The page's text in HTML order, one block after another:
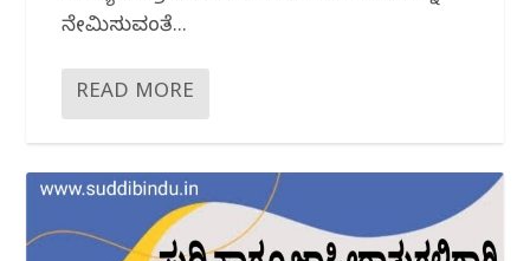
ನೇಮಿಸುವಂತೆ...
READ MORE